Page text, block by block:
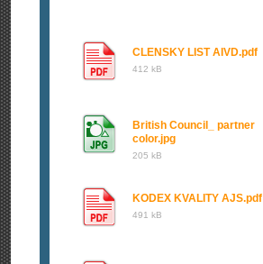
CLENSKY LIST AIVD.pdf
412 kB
British Council_ partner
color.jpg
205 kB
KODEX KVALITY AJS.pdf
491 kB